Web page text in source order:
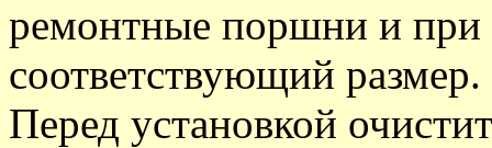
ремонтные поршни и при
соответствующий размер.
Перед установкой